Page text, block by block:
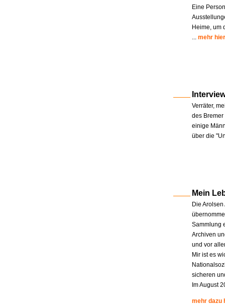
Eine
Heime, um
... mehr hier
Verräter,
des
einige
über die
Mein
Die
Sammlung
Archiven
und vor
Mir ist es
sicheren
Im August
mehr dazu